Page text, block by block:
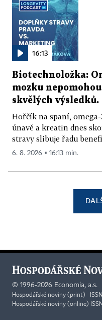
16:13
Biotechnoložka:
mozku
skvělých
Hořčík na spaní,
únavě a kreatin dnes
stravy slibuje řadu
6. 8. 2026 ▪ 16:13 min.
© 1996-2026 Economia, a.s.
Hospodářské noviny (print)
Hospodářské noviny (online)